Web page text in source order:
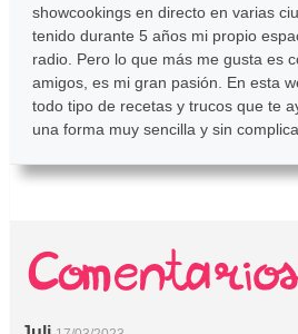
showcookings en directo en varias
tenido durante 5 años mi propio
radio. Pero lo que más me gusta es
amigos, es mi gran pasión. En esta
todo tipo de recetas y trucos que te
una forma muy sencilla y sin